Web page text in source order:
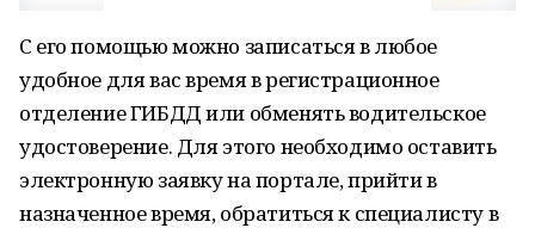
С его помощью можно записаться в любое
удобное для вас время в регистрационное
отделение ГИБДД или обменять водительское
удостоверение. Для этого необходимо оставить
электронную заявку на портале, прийти в
назначенное время, обратиться к специалисту в